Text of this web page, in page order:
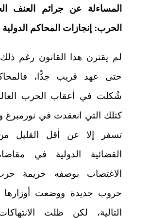
المساءلة عن جرائم العنف
الحرب: إنجازات المحاكم الدولية
لم يقترن هذا القانون رغم ذلك
حتى عهد قريب جدًّا،
شُكلت في أعقاب الحرب
كتلك التي انعقدت في نورمبرغ
تسفر إلا عن أقل القليل
القضائية الدولية في
الاغتصاب بوصفه جريمة
حروب جديدة ووضعت أوزارها
التالية، لكن ظلت